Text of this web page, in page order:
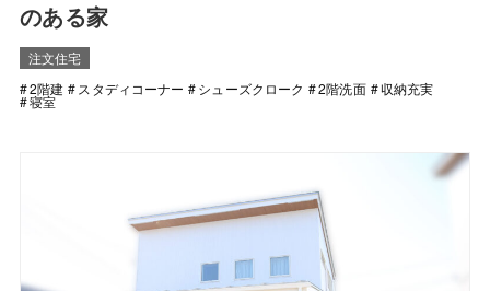
のある家
注文住宅
2階建
スタディコーナー シューズクローク 2階洗面 収納充実
寝室